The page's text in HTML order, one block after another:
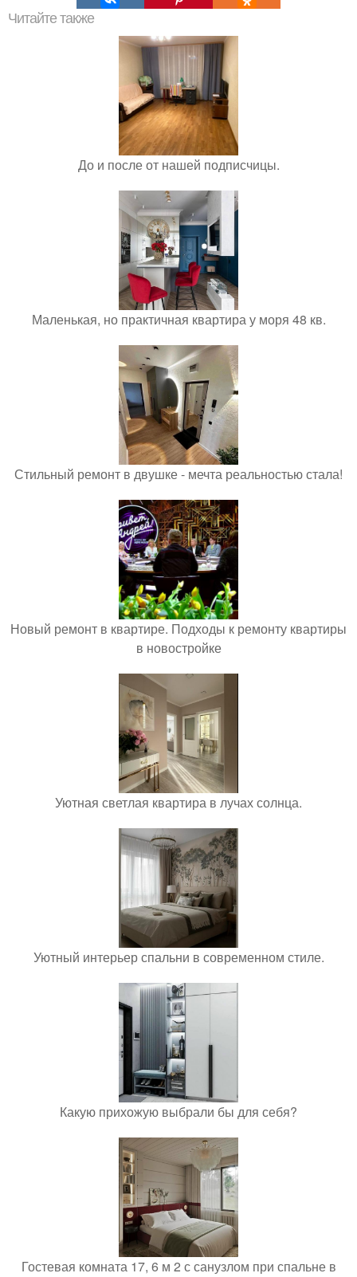
Читайте также
До и после от нашей подписчицы.
Маленькая, но практичная квартира у моря 48 кв.
Стильный ремонт в двушке - мечта реальностью стала!
Новый ремонт в квартире. Подходы к ремонту квартиры
в новостройке
Уютная светлая квартира в лучах солнца.
Уютный интерьер спальни в современном стиле.
Какую прихожую выбрали бы для себя?
Гостевая комната 17, 6 м 2 с санузлом при спальне в